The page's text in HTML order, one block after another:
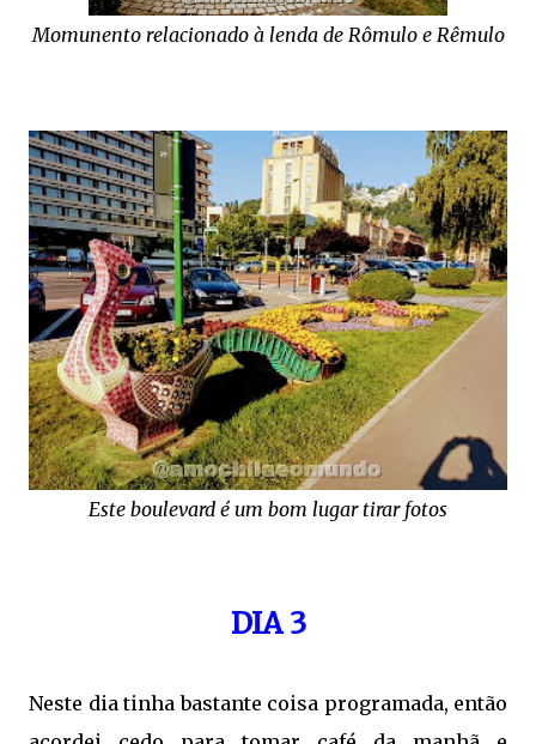
Momunento relacionado à lenda de Rômulo e Rêmulo
Este boulevard é um bom lugar tirar fotos
DIA 3
Neste dia tinha bastante coisa programada, então